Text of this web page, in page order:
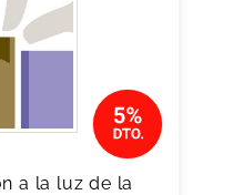
a la luz de la